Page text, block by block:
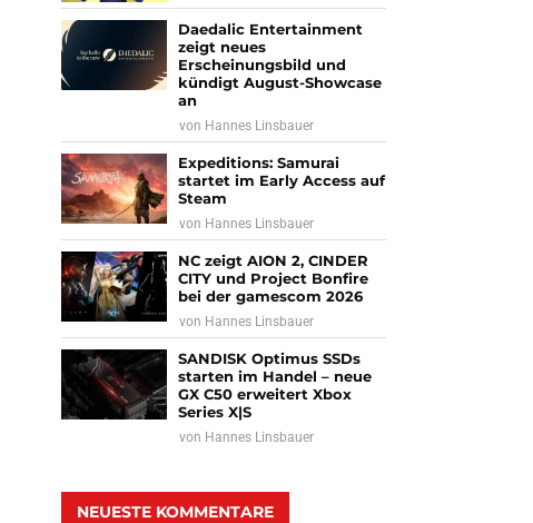
Daedalic Entertainment
zeigt neues
Erscheinungsbild und
kündigt August-Showcase
an
von Hannes Linsbauer
Expeditions: Samurai
startet im Early Access auf
Steam
von Hannes Linsbauer
NC zeigt AION 2, CINDER
CITY und Project Bonfire
bei der gamescom 2026
von Hannes Linsbauer
SANDISK Optimus SSDs
starten im Handel – neue
GX C50 erweitert Xbox
Series X|S
von Hannes Linsbauer
NEUESTE KOMMENTARE